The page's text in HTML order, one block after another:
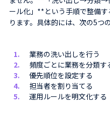
ール化」**という手順で整備
ります。具体的には、次の5つ
業務の洗い出しを行う
頻度ごとに業務を分類す
優先順位を設定する
担当者を割り当てる
運用ルールを明文化する